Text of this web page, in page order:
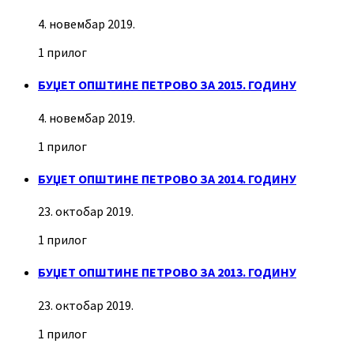
4. новембар 2019.
1 прилог
БУЏЕТ ОПШТИНЕ ПЕТРОВО ЗА 2015. ГОДИНУ
4. новембар 2019.
1 прилог
БУЏЕТ ОПШТИНЕ ПЕТРОВО ЗА 2014. ГОДИНУ
23. октобар 2019.
1 прилог
БУЏЕТ ОПШТИНЕ ПЕТРОВО ЗА 2013. ГОДИНУ
23. октобар 2019.
1 прилог